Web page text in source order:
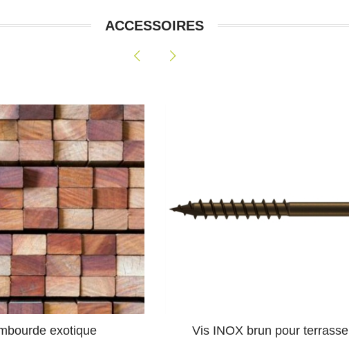
ACCESSOIRES
exotique Vis INOX brun pour terrasse